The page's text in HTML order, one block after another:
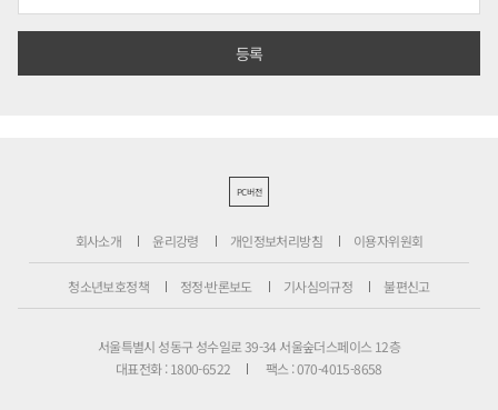
PC버전
회사소개 윤리강령 개인정보처리방침 이용자위원회
청소년보호정책 정정·반론보도 기사심의규정 불편신고
서울특별시 성동구 성수일로 39-34 서울숲더스페이스 12층
대표전화 : 1800-6522
팩스 : 070-4015-8658